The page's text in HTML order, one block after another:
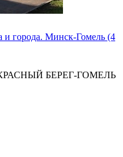
и города. Минск-Гомель (4
БЕРЕГ-ГОМЕЛЬ